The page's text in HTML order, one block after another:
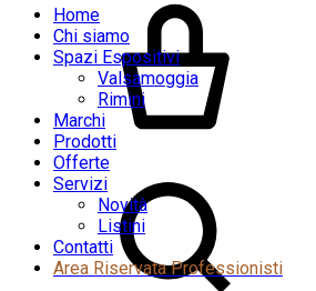
Home
Chi siamo
Spazi Espositivi
Valsamoggia
Rimini
Marchi
Prodotti
Offerte
Servizi
Novità
Listini
Contatti
Area Riservata Professionisti